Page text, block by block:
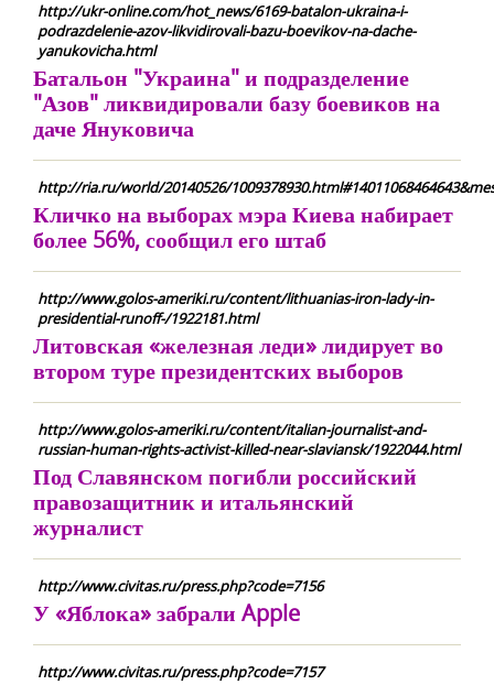
http://ukr-online.com/hot_news/6169-batalon-ukraina-i-
podrazdelenie-azov-likvidirovali-bazu-boevikov-na-dache-
yanukovicha.html
Батальон "Украина" и подразделение
"Азов" ликвидировали базу боевиков на
даче Януковича
http://ria.ru/world/20140526/
Кличко на выборах мэра Киева набирает
более 56%, сообщил его штаб
http://www.golos-ameriki.ru/content/lithuanias-iron-lady-in-
presidential-runoff-/1922181.html
Литовская «железная леди» лидирует во
втором туре президентских выборов
http://www.golos-ameriki.ru/content/italian-journalist-and-
russian-human-rights-activist-killed-near-slaviansk/1922044.html
Под Славянском погибли российский
правозащитник и итальянский
журналист
http://www.civitas.ru/press.php?code=7156
У «Яблока» забрали Apple
http://www.civitas.ru/press.php?code=7157